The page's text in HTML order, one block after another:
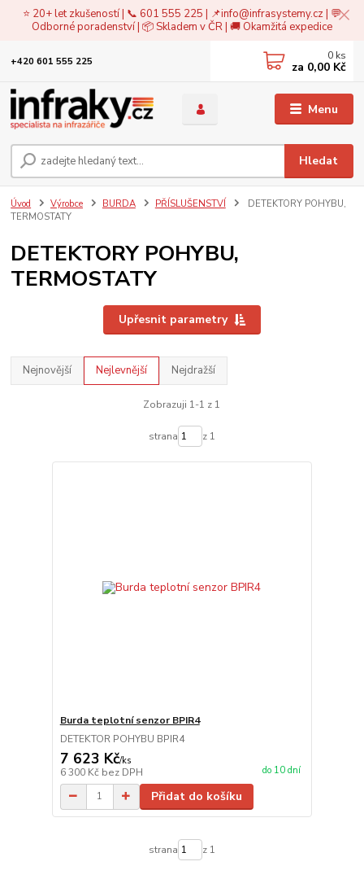
⭐ 20+ let zkušeností | 📞 601 555 225 | 📌info@infrasystemy.cz| 💬
Odborné poradenství | 📦 Skladem v ČR | 🚚 Okamžitá expedice
Menu
Hledat
+420 601 555 225 0 ks
za 0,00 Kč
Úvod Výrobce BURDA PŘÍSLUŠENSTVÍ
DETEKTORY POHYBU,
TERMOSTATY
DETEKTORY POHYBU,
TERMOSTATY
Upřesnit parametry
Nejnovější Nejlevnější Nejdražší
Zobrazuji 1-1 z 1
strana z 1
Burda teplotní senzor BPIR4
DETEKTOR POHYBU BPIR4
7 623 Kč/ks
6 300 Kč bez DPH do 10 dní
Přidat do košíku
strana z 1